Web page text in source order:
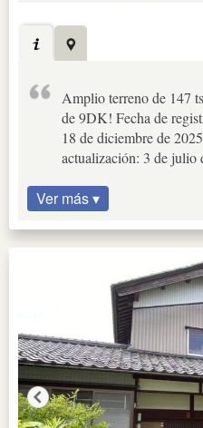
Amplio terreno de 147
de 9DK! Fecha de
18 de diciembre de
actualización: 3 de julio
Ver más ▾